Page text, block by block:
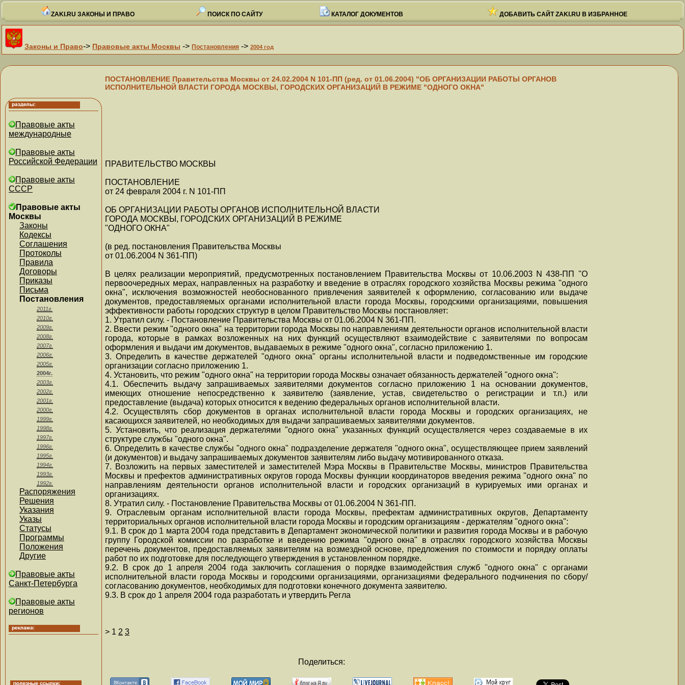
ZAKI.RU ЗАКОНЫ И ПРАВО ПОИСК ПО САЙТУ КАТАЛОГ ДОКУМЕНТОВ ДОБАВИТЬ САЙТ ZAKI.RU В ИЗБРАННОЕ
Законы и Право-> Правовые акты Москвы -> Постановления -> 2004 год
Правовые акты
международные
Правовые акты
Российской Федерации
Правовые акты
СССР
Правовые акты
Москвы
Законы
Кодексы
Соглашения
Протоколы
Правила
Договоры
Приказы
Письма
Постановления
2011г.
2010г.
2009г.
2008г.
2007г.
2006г.
2005г.
2004г.
2003г.
2002г.
2001г.
2000г.
1999г.
1998г.
1997г.
1996г.
1995г.
1994г.
1993г.
1992г.
Распоряжения
Решения
Указания
Указы
Статусы
Программы
Положения
Другие
Правовые акты
Санкт-Петербурга
Правовые акты
регионов
ПОСТАНОВЛЕНИЕ Правительства Москвы от 24.02.2004 N 101-ПП (ред. от 01.06.2004) "ОБ ОРГАНИЗАЦИИ РАБОТЫ ОРГАНОВ
ИСПОЛНИТЕЛЬНОЙ ВЛАСТИ ГОРОДА МОСКВЫ, ГОРОДСКИХ ОРГАНИЗАЦИЙ В РЕЖИМЕ "ОДНОГО ОКНА"
ПРАВИТЕЛЬСТВО МОСКВЫ
ПОСТАНОВЛЕНИЕ
от 24 февраля 2004 г. N 101-ПП
ОБ ОРГАНИЗАЦИИ РАБОТЫ ОРГАНОВ ИСПОЛНИТЕЛЬНОЙ ВЛАСТИ
ГОРОДА МОСКВЫ, ГОРОДСКИХ ОРГАНИЗАЦИЙ В РЕЖИМЕ
"ОДНОГО ОКНА"
(в ред. постановления Правительства Москвы
от 01.06.2004 N 361-ПП)
В целях реализации мероприятий, предусмотренных постановлением Правительства Москвы от 10.06.2003 N 438-ПП "О
первоочередных мерах, направленных на разработку и введение в отраслях городского хозяйства Москвы режима "одного
окна", исключения возможностей необоснованного привлечения заявителей к оформлению, согласованию или выдаче
документов, предоставляемых органами исполнительной власти города Москвы, городскими организациями, повышения
эффективности работы городских структур в целом Правительство Москвы постановляет:
1. Утратил силу. - Постановление Правительства Москвы от 01.06.2004 N 361-ПП.
2. Ввести режим "одного окна" на территории города Москвы по направлениям деятельности органов исполнительной власти
города, которые в рамках возложенных на них функций осуществляют взаимодействие с заявителями по вопросам
оформления и выдачи им документов, выдаваемых в режиме "одного окна", согласно приложению 1.
3. Определить в качестве держателей "одного окна" органы исполнительной власти и подведомственные им городские
организации согласно приложению 1.
4. Установить, что режим "одного окна" на территории города Москвы означает обязанность держателей "одного окна":
4.1. Обеспечить выдачу запрашиваемых заявителями документов согласно приложению 1 на основании документов,
имеющих отношение непосредственно к заявителю (заявление, устав, свидетельство о регистрации и т.п.) или
предоставление (выдача) которых относится к ведению федеральных органов исполнительной власти.
4.2. Осуществлять сбор документов в органах исполнительной власти города Москвы и городских организациях, не
касающихся заявителей, но необходимых для выдачи запрашиваемых заявителями документов.
5. Установить, что реализация держателями "одного окна" указанных функций осуществляется через создаваемые в их
структуре службы "одного окна".
6. Определить в качестве службы "одного окна" подразделение держателя "одного окна", осуществляющее прием заявлений
(и документов) и выдачу запрашиваемых документов заявителям либо выдачу мотивированного отказа.
7. Возложить на первых заместителей и заместителей Мэра Москвы в Правительстве Москвы, министров Правительства
Москвы и префектов административных округов города Москвы функции координаторов введения режима "одного окна" по
направлениям деятельности органов исполнительной власти и городских организаций в курируемых ими органах и
организациях.
8. Утратил силу. - Постановление Правительства Москвы от 01.06.2004 N 361-ПП.
9. Отраслевым органам исполнительной власти города Москвы, префектам административных округов, Департаменту
территориальных органов исполнительной власти города Москвы и городским организациям - держателям "одного окна":
9.1. В срок до 1 марта 2004 года представить в Департамент экономической политики и развития города Москвы и в рабочую
группу Городской комиссии по разработке и введению режима "одного окна" в отраслях городского хозяйства Москвы
перечень документов, предоставляемых заявителям на возмездной основе, предложения по стоимости и порядку оплаты
работ по их подготовке для последующего утверждения в установленном порядке.
9.2. В срок до 1 апреля 2004 года заключить соглашения о порядке взаимодействия служб "одного окна" с органами
исполнительной власти города Москвы и городскими организациями, организациями федерального подчинения по сбору/
согласованию документов, необходимых для подготовки конечного документа заявителю.
9.3. В срок до 1 апреля 2004 года разработать и утвердить Регла
> 1 2 3
Поделиться: